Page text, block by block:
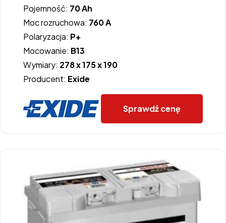
Pojemność: 70 Ah
Moc rozruchowa: 760 A
Polaryzacja: P+
Mocowanie: B13
Wymiary: 278 x 175 x 190
Producent: Exide
Sprawdź cenę